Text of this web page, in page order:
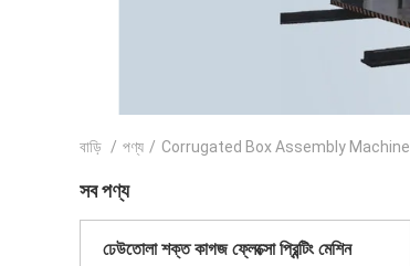
বাড়ি / পণ্য / Corrugated Box Assembly Machine
সব পণ্য
ঢেউতোলা শক্ত কাগজ ফ্লেক্সো প্রিন্টিং মেশিন